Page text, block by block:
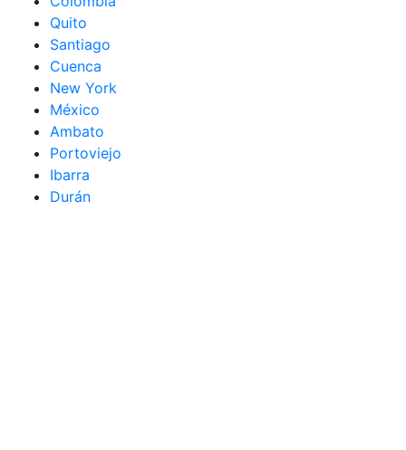
Quito
Santiago
Cuenca
New York
México
Ambato
Portoviejo
Ibarra
Durán